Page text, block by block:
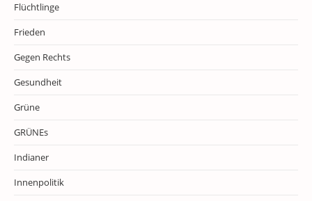
Flüchtlinge
Frieden
Gegen Rechts
Gesundheit
Grüne
GRÜNEs
Indianer
Innenpolitik